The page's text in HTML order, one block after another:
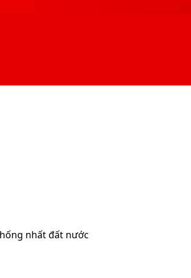
nhất đất nước